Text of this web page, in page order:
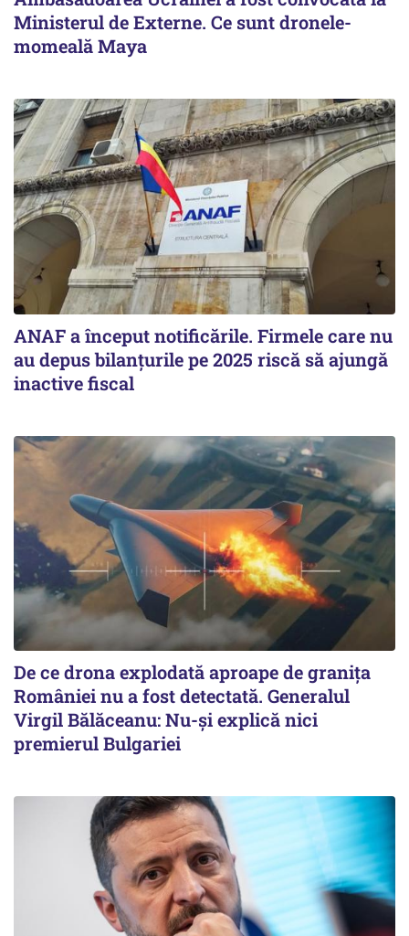
Ministerul de Externe. Ce sunt dronele-
momeală Maya
ANAF a început notificările. Firmele care nu
au depus bilanțurile pe 2025 riscă să ajungă
inactive fiscal
De ce drona explodată aproape de granița
României nu a fost detectată. Generalul
Virgil Bălăceanu: Nu-și explică nici
premierul Bulgariei